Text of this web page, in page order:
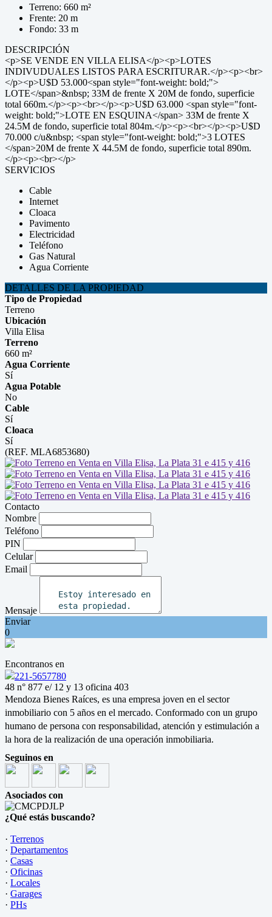
Terreno: 660 m²
Frente: 20 m
Fondo: 33 m
DESCRIPCIÓN
<p>SE VENDE EN VILLA ELISA</p><p>LOTES
INDIVUDUALES LISTOS PARA ESCRITURAR.</p><p><br>
</p><p>U$D 53.000<span style="font-weight: bold;">
LOTE</span>&nbsp; 33M de frente X 20M de fondo, superficie
total 660m.</p><p><br></p><p>U$D 63.000 <span style="font-
weight: bold;">LOTE EN ESQUINA</span> 33M de frente X
24.5M de fondo, superficie total 804m.</p><p><br></p><p>U$D
70.000 c/u&nbsp; <span style="font-weight: bold;">3 LOTES
</span>20M de frente X 44.5M de fondo, superficie total 890m.
</p><p><br></p>
SERVICIOS
Cable
Internet
Cloaca
Pavimento
Electricidad
Teléfono
Gas Natural
Agua Corriente
DETALLES DE LA PROPIEDAD
Tipo de Propiedad
Terreno
Ubicación
Villa Elisa
Terreno
660 m²
Agua Corriente
Sí
Agua Potable
No
Cable
Sí
Cloaca
Sí
(REF. MLA6853680)
Contacto
Nombre
Teléfono
PIN
Celular
Email
Mensaje
Enviar
0
Encontranos en
221-5657780
48 n° 877 e/ 12 y 13 oficina 403
Mendoza Bienes Raíces, es una empresa joven en el sector
inmobiliario con 5 años en el mercado. Conformado con un grupo
humano de persona con responsabilidad, atención y estimulación a
la hora de la realización de una operación inmobiliaria.
Seguinos en
Asociados con
¿Qué estás buscando?
· Terrenos
· Departamentos
· Casas
· Oficinas
· Locales
· Garages
· PHs